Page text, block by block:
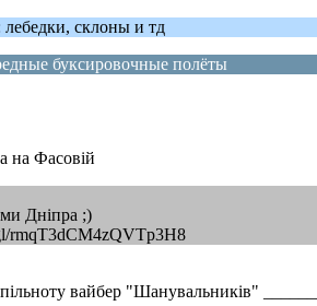
склоны и тд
буксировочные полёты
на Фасовій
Дніпра ;)
rmqT3dCM4zQVTp3H8
вайбер "Шанувальників"